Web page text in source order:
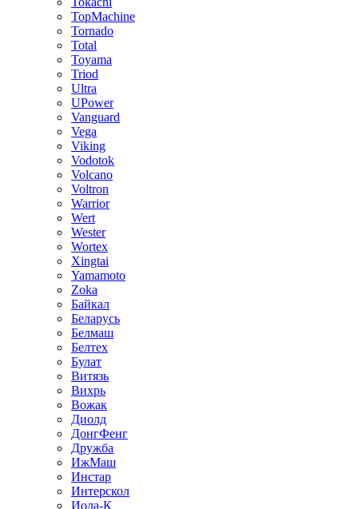
TopMachine
Tornado
Total
Toyama
Triod
Ultra
UPower
Vanguard
Vega
Viking
Vodotok
Volcano
Voltron
Warrior
Wert
Wester
Wortex
Xingtai
Yamamoto
Zoka
Байкал
Беларусь
Белмаш
Белтех
Булат
Витязь
Вихрь
Вожак
Диолд
ДонгФенг
Дружба
ИжМаш
Инстар
Интерскол
Иола-К